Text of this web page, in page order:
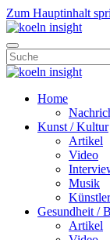
Zum Hauptinhalt
Home
Kunst / Kultur
Artikel
Video
Musik
Gesundheit /
Artikel